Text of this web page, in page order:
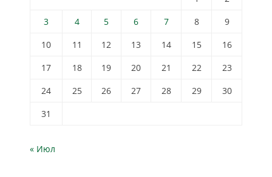
3
4 5 6 7 8
9
10
11 12 13 14 15
16
17
18 19 20 21 22
23
24
25 26 27 28 29
30
31
« Июл